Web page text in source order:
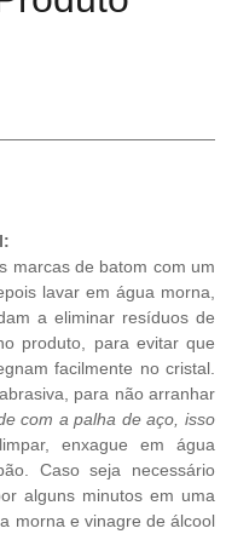
marcas de batom com um
lavar em água morna,
a eliminar resíduos de
produto, para evitar que
facilmente no cristal.
para não arranhar
com a palha de aço, isso
enxague em água
Caso seja necessário
alguns minutos em uma
morna e vinagre de álcool